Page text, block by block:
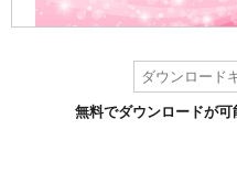
無料でダウンロードが可